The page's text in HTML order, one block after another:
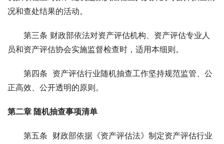
况和查处结果的活动。
第三条 财政部依法对资产评估机构、资产评估专业人
员和资产评估协会实施监督检查时，适用本细则。
第四条  资产评估行业随机抽查工作坚持规范监管、公
正高效、公开透明的原则。
第二章 随机抽查事项清单
第五条  财政部依据《资产评估法》制定资产评估行业